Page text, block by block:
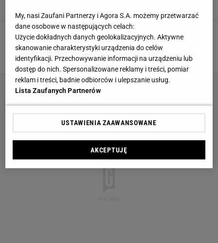
Pościel jak z 5-gwiazdkowego hotelu i
mięciutki kocyk z rękawami? Na znanym
portalu są teraz w świetnej cenie
CENEO KOCYK KOMPLET POŚCIELI PLEDY
My, nasi Zaufani Partnerzy i Agora S.A. możemy przetwarzać
dane osobowe w następujących celach:
Użycie dokładnych danych geolokalizacyjnych. Aktywne
skanowanie charakterystyki urządzenia do celów
identyfikacji. Przechowywanie informacji na urządzeniu lub
dostęp do nich. Spersonalizowane reklamy i treści, pomiar
reklam i treści, badnie odbiorców i ulepszanie usług.
Lista Zaufanych Partnerów
USTAWIENIA ZAAWANSOWANE
AKCEPTUJĘ